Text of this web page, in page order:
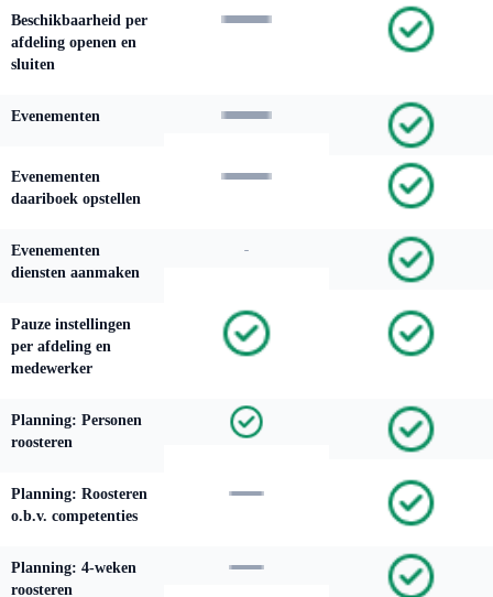
Beschikbaarheid per
afdeling openen en
sluiten
Evenementen
Evenementen
daariboek opstellen
Evenementen
diensten aanmaken
Pauze instellingen
per afdeling en
medewerker
Planning: Personen
roosteren
Planning: Roosteren
o.b.v. competenties
Planning: 4-weken
roosteren